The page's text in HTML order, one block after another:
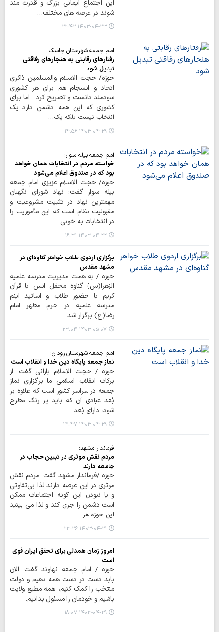
این اجتماع ایمانی بزرگ و قدرت مند
شوند در عرصه های مختلف…
۱۴۰۳-۰۴-۲۳ ۲۲:۴۲
امام جمعه شهرستان جاسک:
رفتارهای رقابتی به هنجارهای رفاقتی
تبدیل شود
حوزه/ حجت الاسلام والمسلمین ذاکری
اتحاد و انسجام هم برای هر کشوری
سودمند دانست و تصریح کرد: اما برای
کشوری که این همه دشمن دارد یک
انتخاب نیست بلکه یک…
۱۴۰۳-۰۴-۲۹ ۱۴:۵۶
امام جمعه بیله سوار:
خواسته مردم در انتخابات همان خواهد
بود که در صندوق اعلام می‌شود
حوزه/ حجت الاسلام عزیزی امام جمعه
بیله سوار گفت: نهاد شورای نگهبان
مهمترین نهاد در تثبیت مشروعیت و
مقبولیت نظام است که این مأموریت را
در انتخابات به خوبی…
۱۴۰۳-۰۴-۲۲ ۱۶:۳۱
برگزاری اردوی طلاب خواهر گناوه‌ای در
مشهد مقدس
حوزه / به همت مدیریت مدرسه علمیه
الزهرا(س) گناوه محفل انس با قرآن
کریم با حضور طلاب و اساتید اینم
مدرسه علمیه در حرم مطهر امام
رضا(ع) برگزار شد.
۱۴۰۳-۰۵-۰۷ ۲۳:۰۴
امام جمعه شهرستان رودان:
نماز جمعه پایگاه دین خدا و انقلاب است
حوزه / حجت الاسلام بارانی گفت: از
برکات انقلاب اسلامی ما برگزاری نماز
جمعه در سراسر کشور است که علاوه بر
بُعد عبادی آن که باید پر رنگ مطرح
شود، دارای بُعد…
۱۴۰۳-۰۴-۲۹ ۱۴:۴۷
فرماندار مشهد:
مردم نقش موثری در تبیین حجاب در
جامعه دارند
حوزه /فرماندار مشهد گفت: مردم نقش
موثری در این عرصه دارند لذا بی‌تفاوتی
و یا نبودن این گونه اجتماعات ممکن
است دشمن را جری کند و لذا می بینید
این حوزه هر…
۱۴۰۳-۰۴-۲۱ ۲۳:۲۶
امروز زمان همدلی برای تحقق ایران قوی
است
حوزه / امام جمعه نهاوند گفت: الان
باید دست در دست همه دهیم و دولت
منتخب را کمک کنیم، همه مطیع ولایت
باشیم و خودمان را مسئول بدانیم.
۱۴۰۳-۰۴-۲۹ ۱۸:۰۷